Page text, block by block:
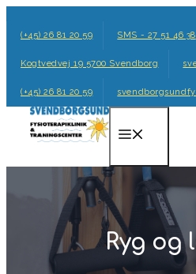
(+45) 26 81 20 59 SMS - 27 51 46 38
Kogtvedvej 19 5700 Svendborg
(+45) 26 81 20 59
Ryg og